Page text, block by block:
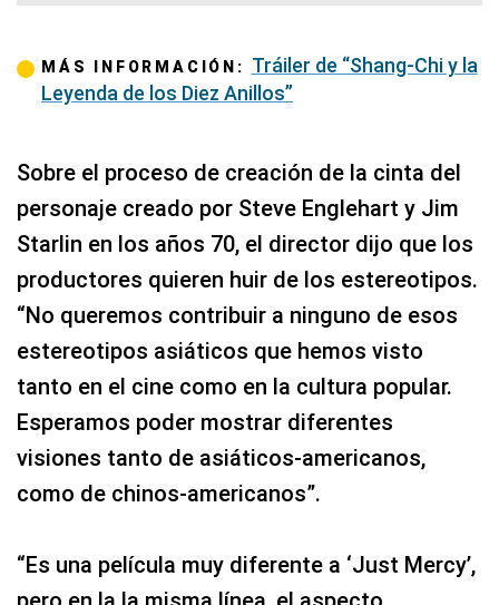
MÁS INFORMACIÓN: Tráiler de “Shang-Chi y la
Leyenda de los Diez Anillos”
Sobre el proceso de creación de la cinta del
personaje creado por Steve Englehart y Jim
Starlin en los años 70, el director dijo que los
productores quieren huir de los estereotipos.
“No queremos contribuir a ninguno de esos
estereotipos asiáticos que hemos visto
tanto en el cine como en la cultura popular.
Esperamos poder mostrar diferentes
visiones tanto de asiáticos-americanos,
como de chinos-americanos”.
“Es una película muy diferente a ‘Just Mercy’,